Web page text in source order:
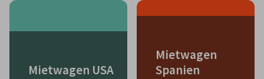
Mietwagen USA
Mietwagen
Spanien